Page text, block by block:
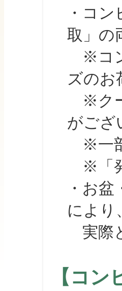
・コン
取」の
※コン
ズのお
※クー
がござ
※一部
※「発
・お盆
により
実際と
【コ